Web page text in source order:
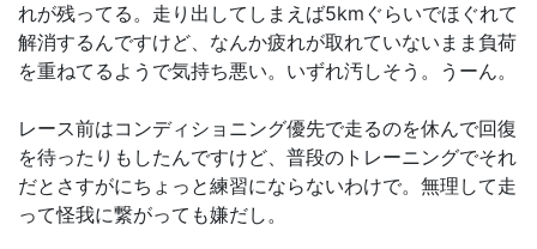
れが残ってる。走り出してしまえば5kmぐらいでほぐれて
解消するんですけど、なんか疲れが取れていないまま負荷
を重ねてるようで気持ち悪い。いずれ汚しそう。うーん。
レース前はコンディショニング優先で走るのを休んで回復
を待ったりもしたんですけど、普段のトレーニングでそれ
だとさすがにちょっと練習にならないわけで。無理して走
って怪我に繋がっても嫌だし。